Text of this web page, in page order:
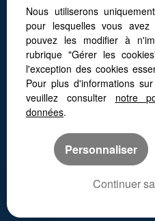
L'union (31240)
Tout savoir sur l’immobilier à
L’immobilier à Vigoulet-Auzil
Faites appel à un chasseur
Vivre autour de Toulouse
Les quartiers de Toulouse
L’immobilier à Vieille-Toulouse
Les maisons au Golf de Palmola
Nous utiliserons
pour lesquelles vous
pouvez les modifier à
rubrique "Gérer les
l'exception des cookies
Pour plus d'informations
veuillez consulter notre
données.
Personnaliser
Continuer